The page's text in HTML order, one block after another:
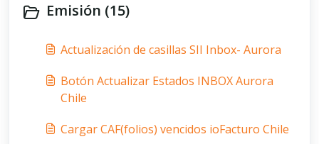
Emisión (15)
Actualización de casillas SII Inbox- Aurora
Botón Actualizar Estados INBOX Aurora
Chile
Cargar CAF(folios) vencidos ioFacturo Chile